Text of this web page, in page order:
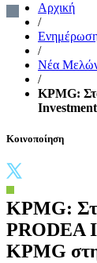
Αρχική
/
/
Νέα
/
KPMG:
Κοινοποίηση
KPMG:
PRODEA
KPMG